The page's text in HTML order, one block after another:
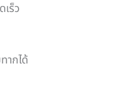
ร็ว
ากได้